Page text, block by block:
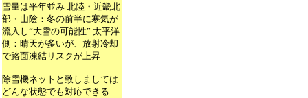
雪量は平年並み 北陸・近畿北
部・山陰：冬の前半に寒気が
流入し“大雪の可能性” 太平洋
側：晴天が多いが、放射冷却
で路面凍結リスクが上昇
除雪機ネットと致しましては
どんな状態でも対応できる